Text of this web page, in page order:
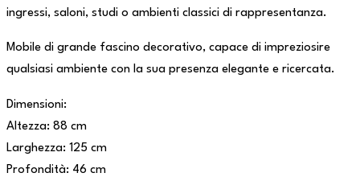
ingressi, saloni, studi o ambienti classici di rappresentanza.
Mobile di grande fascino decorativo, capace di impreziosire
qualsiasi ambiente con la sua presenza elegante e ricercata.
Dimensioni:
Altezza: 88 cm
Larghezza: 125 cm
Profondità: 46 cm